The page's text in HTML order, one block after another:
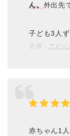
ん。 外出先
子ども3人
引用： アマゾ
赤ちゃん1